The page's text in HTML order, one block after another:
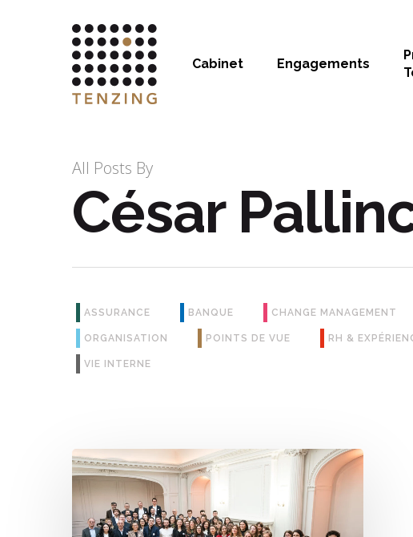
Cabinet Engagements
All Posts By
César
ASSURANCE BANQUE CHANGE MANAGEMENT
ORGANISATION POINTS DE VUE RH &
VIE INTERNE